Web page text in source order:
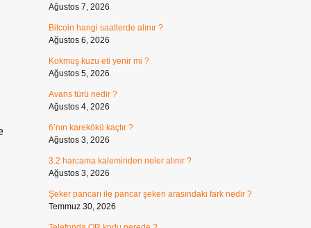
Ağustos 7, 2026
Bitcoin hangi saatlerde alınır ?
Ağustos 6, 2026
Kokmuş kuzu eti yenir mi ?
Ağustos 5, 2026
Avans türü nedir ?
Ağustos 4, 2026
6’nın karekökü kaçtır ?
Ağustos 3, 2026
3.2 harcama kaleminden neler alınır ?
Ağustos 3, 2026
Şeker pancarı ile pancar şekeri arasındaki fark nedir ?
Temmuz 30, 2026